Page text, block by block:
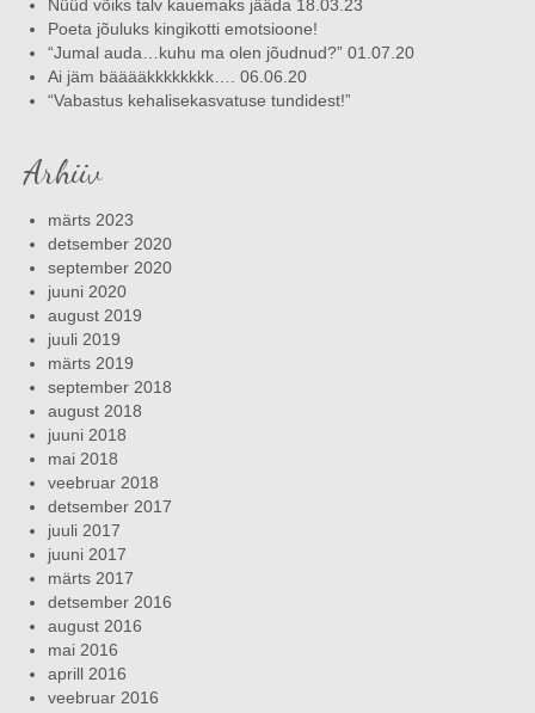
Nüüd võiks talv kauemaks jääda 18.03.23
Poeta jõuluks kingikotti emotsioone!
“Jumal auda…kuhu ma olen jõudnud?” 01.07.20
Ai jäm bääääkkkkkkkk…. 06.06.20
“Vabastus kehalisekasvatuse tundidest!”
Arhiiv
märts 2023
detsember 2020
september 2020
juuni 2020
august 2019
juuli 2019
märts 2019
september 2018
august 2018
juuni 2018
mai 2018
veebruar 2018
detsember 2017
juuli 2017
juuni 2017
märts 2017
detsember 2016
august 2016
mai 2016
aprill 2016
veebruar 2016